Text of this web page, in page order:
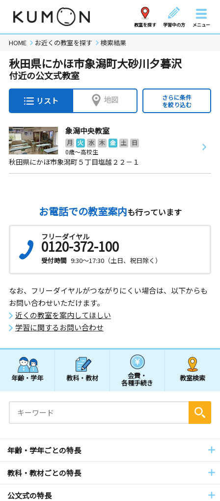
教室を探す 学習中の方 メニュー
HOME お近くの教室を探す 検索結果
秋田県にかほ市象潟町大砂川夕暮沢
付近の公文式教室
リスト 地図
さらに条件
を絞り込む
象潟中央教室
月 火 水 木 金 土
日
0歳～高校生
秋田県にかほ市象潟町５丁目塩越２２－１
お電話での教室案内も行っています
フリーダイヤル
0120-372-100
受付時間 9:30～17:30（土日、祝日除く）
なお、フリーダイヤルがつながりにくい場合は、以下からも
お問い合わせいただけます。
近くの教室を案内してほしい
学習に関するお問い合わせ
年齢・学年 教科・教材 会費・
各種手続き
教室検索
年齢・学年ごとの特長
教科・教材ごとの特長
公文式の特長